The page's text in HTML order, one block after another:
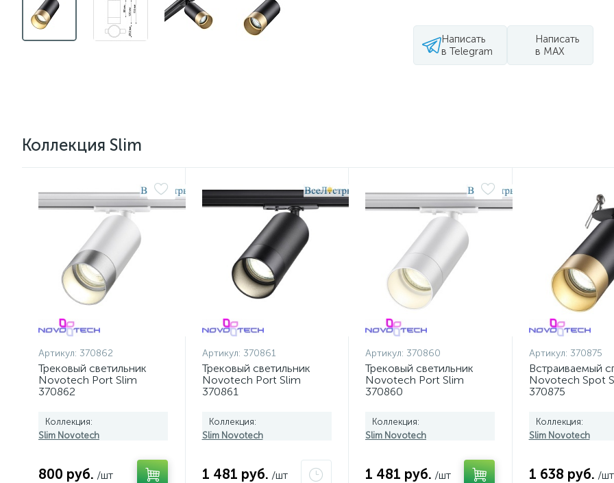
Написать
в Telegram
Написать
в MAX
Коллекция Slim
Артикул: 370862
Трековый светильник
Novotech Port Slim
370862
Коллекция:
Slim Novotech
800 руб. /шт
Артикул: 370861
Трековый светильник
Novotech Port Slim
370861
Коллекция:
Slim Novotech
1 481 руб. /шт
Артикул: 370860
Трековый светильник
Novotech Port Slim
370860
Коллекция:
Slim Novotech
1 481 руб. /шт
Артикул: 370875
Встраиваемый
Novotech Spot
370875
Коллекция:
Slim Novotech
1 638 руб. /шт